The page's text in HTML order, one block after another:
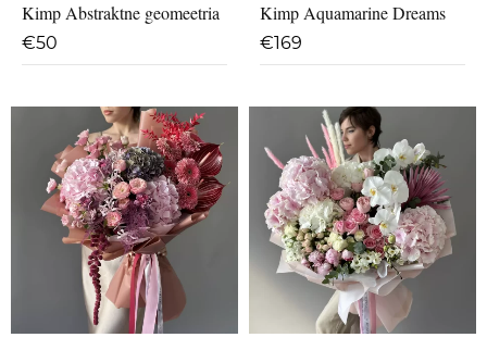
Kimp Abstraktne geomeetria
€50
Kimp Aquamarine Dreams
€169